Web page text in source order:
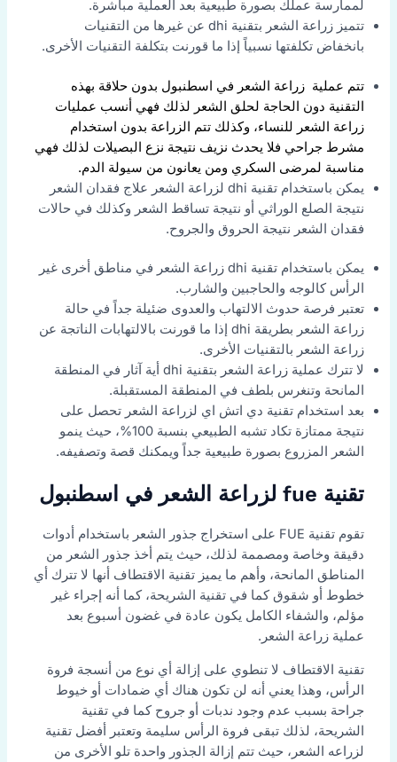
لممارسة عملك بصورة طبيعية بعد العملية مباشرة.
تتميز زراعة الشعر بتقنية dhi عن غيرها من التقنيات
بانخفاض تكلفتها نسبياً إذا ما قورنت بتكلفة التقنيات الأخرى.
تتم عملية زراعة الشعر في اسطنبول بدون حلاقة بهذه
التقنية دون الحاجة لحلق الشعر لذلك فهي أنسب عمليات
زراعة الشعر للنساء، وكذلك تتم الزراعة بدون استخدام
مشرط جراحي فلا يحدث نزيف نتيجة نزع البصيلات لذلك فهي
مناسبة لمرضى السكري ومن يعانون من سيولة الدم.
يمكن باستخدام تقنية dhi لزراعة الشعر علاج فقدان الشعر
نتيجة الصلع الوراثي أو نتيجة تساقط الشعر وكذلك في حالات
فقدان الشعر نتيجة الحروق والجروح.
يمكن باستخدام تقنية dhi زراعة الشعر في مناطق أخرى غير
الرأس كالوجه والحاجبين والشارب.
تعتبر فرصة حدوث الالتهاب والعدوى ضئيلة جداً في حالة
زراعة الشعر بطريقة dhi إذا ما قورنت بالالتهابات الناتجة عن
زراعة الشعر بالتقنيات الأخرى.
لا تترك عملية زراعة الشعر بتقنية dhi أية آثار في المنطقة
المانحة وتنغرس بلطف في المنطقة المستقبلة.
بعد استخدام تقنية دي اتش اي لزراعة الشعر تحصل على
نتيجة ممتازة تكاد تشبه الطبيعي بنسبة 100%، حيث ينمو
الشعر المزروع بصورة طبيعية جداً ويمكنك قصة وتصفيفه.
تقنية fue لزراعة الشعر في اسطنبول
تقوم تقنية FUE على استخراج جذور الشعر باستخدام أدوات
دقيقة وخاصة ومصممة لذلك، حيث يتم أخذ جذور الشعر من
المناطق المانحة، وأهم ما يميز تقنية الاقتطاف أنها لا تترك أي
خطوط أو شقوق كما في تقنية الشريحة، كما أنه إجراء غير
مؤلم، والشفاء الكامل يكون عادة في غضون أسبوع بعد
عملية زراعة الشعر.
تقنية الاقتطاف لا تنطوي على إزالة أي نوع من أنسجة فروة
الرأس، وهذا يعني أنه لن تكون هناك أي ضمادات أو خيوط
جراحة بسبب عدم وجود ندبات أو جروح كما في تقنية
الشريحة، لذلك تبقى فروة الرأس سليمة وتعتبر أفضل تقنية
لزراعه الشعر، حيث تتم إزالة الجذور واحدة تلو الأخرى من